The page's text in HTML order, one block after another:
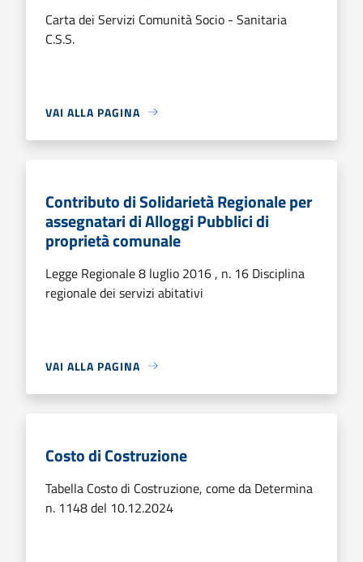
Carta dei Servizi Comunità Socio - Sanitaria
C.S.S.
VAI ALLA PAGINA
Contributo di Solidarietà Regionale per
assegnatari di Alloggi Pubblici di
proprietà comunale
Legge Regionale 8 luglio 2016 , n. 16 Disciplina
regionale dei servizi abitativi
VAI ALLA PAGINA
Costo di Costruzione
Tabella Costo di Costruzione, come da Determina
n. 1148 del 10.12.2024